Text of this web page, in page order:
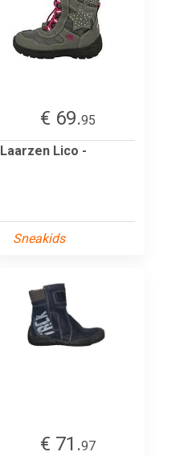
€ 69.95
Laarzen Lico -
Sneakids
€ 71.97